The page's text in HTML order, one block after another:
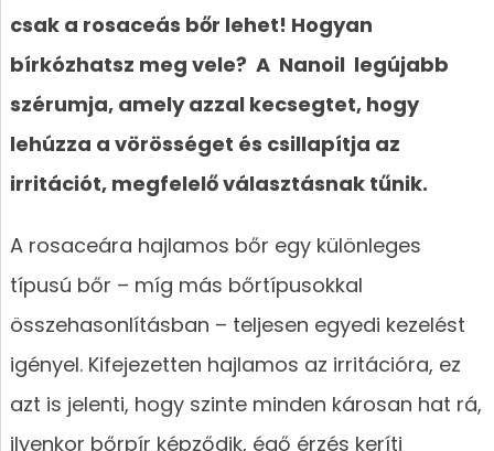
csak a rosaceás bőr lehet! Hogyan
bírkózhatsz meg vele? A Nanoil legújabb
szérumja, amely azzal kecsegtet, hogy
lehúzza a vörösséget és csillapítja az
irritációt, megfelelő választásnak tűnik.
A rosaceára hajlamos bőr egy különleges
típusú bőr – míg más bőrtípusokkal
összehasonlításban – teljesen egyedi kezelést
igényel. Kifejezetten hajlamos az irritációra, ez
azt is jelenti, hogy szinte minden károsan hat rá,
ilyenkor bőrpír képződik, égő érzés keríti